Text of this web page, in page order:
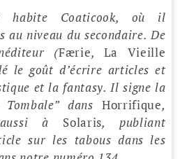
habite Coaticook, où il
au niveau du secondaire. De
(Færie,La Vieille
le goût d’écrire articles et
et la fantasy. Il signe la
Tombale” dansHorrifique,
à Solaris, publiant
sur les tabous dans les